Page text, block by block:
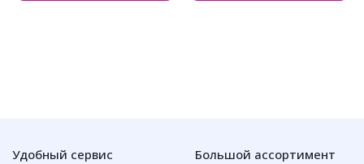
Удобный сервис Большой ассортимент